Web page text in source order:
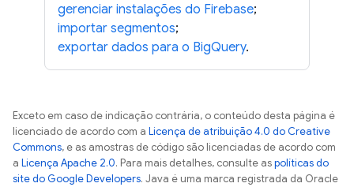
gerenciar instalações do Firebase;
importar segmentos;
exportar dados para o BigQuery.
Exceto em caso de indicação contrária, o conteúdo desta página é
licenciado de acordo com a Licença de atribuição 4.0 do Creative
Commons, e as amostras de código são licenciadas de acordo com
a Licença Apache 2.0. Para mais detalhes, consulte aspolíticas do
site do Google Developers. Java é uma marca registrada da Oracle